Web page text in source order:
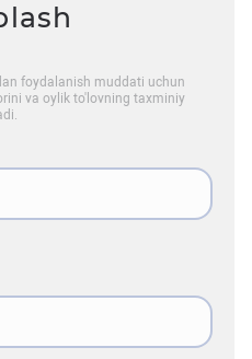
foydalanish muddati uchun
va oylik to'lovning taxminiy